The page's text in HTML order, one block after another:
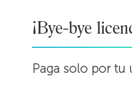
¡Bye-bye
Paga solo por tu